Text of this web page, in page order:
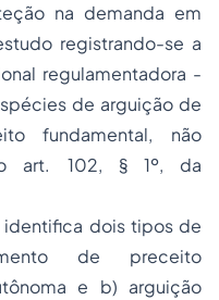
na demanda em
registrando-se a
regulamentadora -
de arguição de
fundamental, não
art. 102, § 1º, da
identifica dois tipos de
de preceito
e b) arguição